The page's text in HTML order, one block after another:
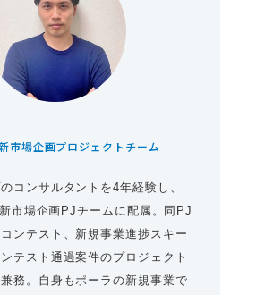
市場企画プロジェクトチーム
コンサルタントを4年経験し、
市場企画PJチームに配属。同PJ
ンテスト、新規事業進捗スキー
テスト通過案件のプロジェクト
務。自身もポーラの新規事業で